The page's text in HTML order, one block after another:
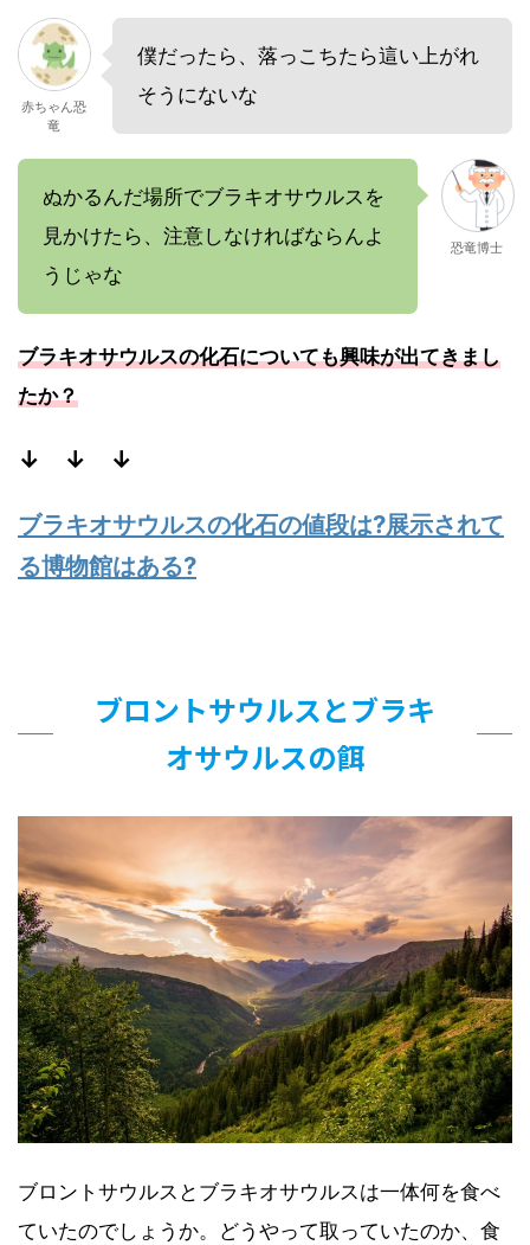
赤ちゃん恐
竜
僕だったら、落っこちたら這い上がれ
そうにないな
ぬかるんだ場所でブラキオサウルスを
見かけたら、注意しなければならんよ
うじゃな
恐竜博士
ブラキオサウルスの化石についても興味が出てきまし
たか？
↓ ↓ ↓
ブラキオサウルスの化石の値段は?展示されて
る博物館はある?
ブロントサウルスとブラキ
オサウルスの餌
ブロントサウルスとブラキオサウルスは一体何を食べ
ていたのでしょうか。どうやって取っていたのか、食